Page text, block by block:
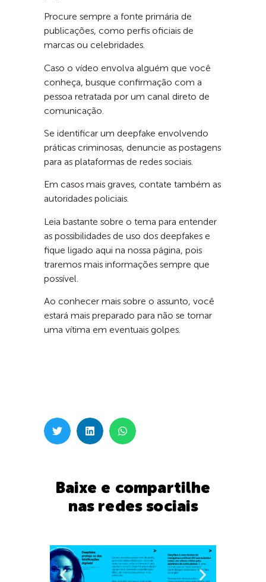
Procure sempre a fonte primária de
publicações, como perfis oficiais de
marcas ou celebridades.
Caso o vídeo envolva alguém que você
conheça, busque confirmação com a
pessoa retratada por um canal direto de
comunicação.
Se identificar um deepfake envolvendo
práticas criminosas, denuncie as postagens
para as plataformas de redes sociais.
Em casos mais graves, contate também as
autoridades policiais.
Leia bastante sobre o tema para entender
as possibilidades de uso dos deepfakes e
fique ligado aqui na nossa página, pois
traremos mais informações sempre que
possível.
Ao conhecer mais sobre o assunto, você
estará mais preparado para não se tornar
uma vítima em eventuais golpes.
Baixe e compartilhe
nas redes sociais